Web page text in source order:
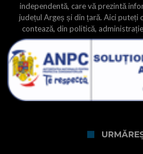
independentă, care vă prezintă
județul Argeș și din țară. Aici puteți
contează, din politică,